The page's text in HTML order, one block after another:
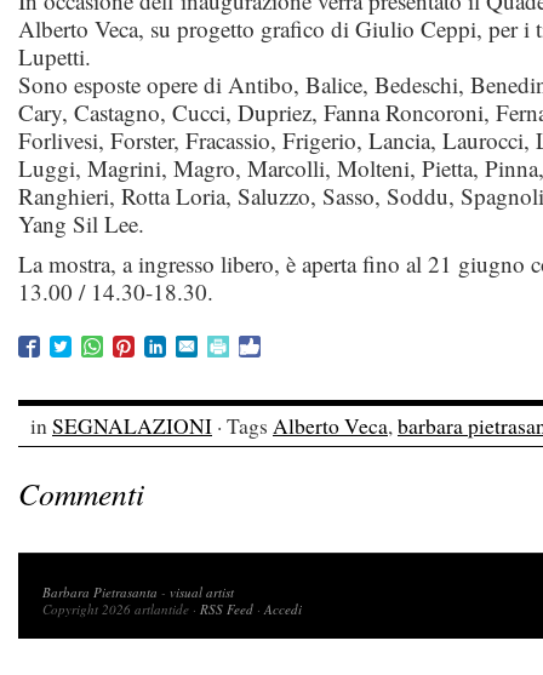
Alberto Veca, su progetto grafico di Giulio Ceppi, per i
Lupetti.
Sono esposte opere di Antibo, Balice, Bedeschi,
Cary, Castagno, Cucci, Dupriez, Fanna Roncoroni,
Forlivesi, Forster, Fracassio, Frigerio, Lancia, Laurocci,
Luggi, Magrini, Magro, Marcolli, Molteni, Pietta, Pinna,
Ranghieri, Rotta Loria, Saluzzo, Sasso, Soddu,
Yang Sil Lee.
La mostra, a ingresso libero, è aperta fino al 21 giugno
13.00 / 14.30-18.30.
inSEGNALAZIONI · Tags Alberto Veca,barbara
Commenti
Barbara Pietrasanta - visual artist
Copyright 2026 artlantide · RSS Feed ·Accedi